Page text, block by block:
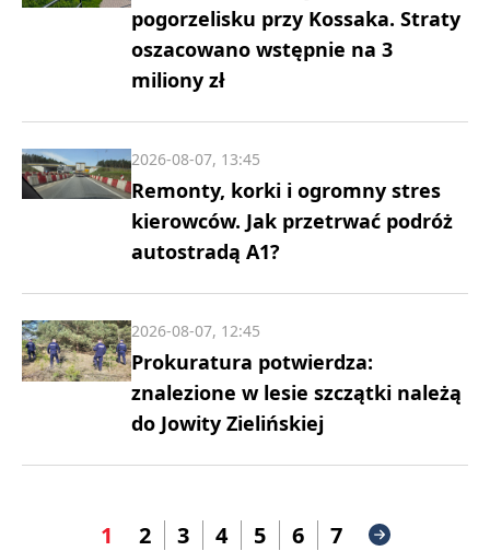
pogorzelisku przy Kossaka. Straty
oszacowano wstępnie na 3
miliony zł
Remonty, korki i ogromny stres
kierowców. Jak przetrwać podróż
autostradą A1?
2026-08-07, 13:45
Prokuratura potwierdza:
znalezione w lesie szczątki należą
do Jowity Zielińskiej
2026-08-07, 12:45
1 2 3 4 5 6 7